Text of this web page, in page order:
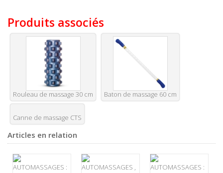
Produits associés
Rouleau de massage 30 cm Baton de massage 60 cm
Canne de massage CTS
Articles en relation